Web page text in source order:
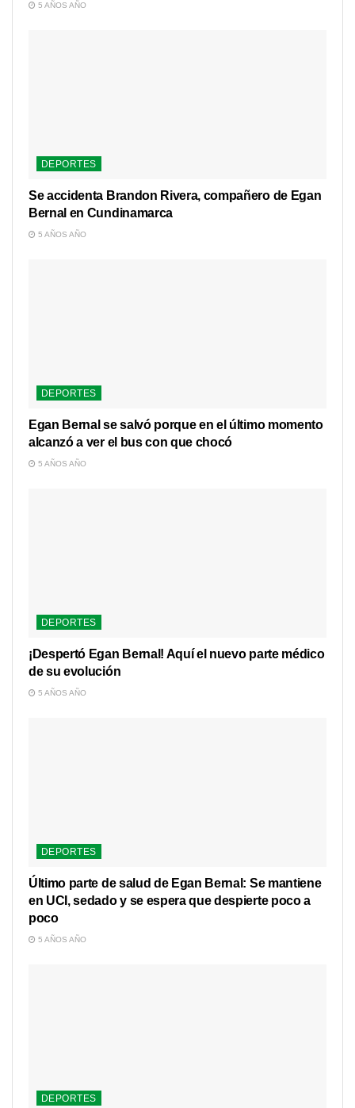
5 AÑOS AÑO
DEPORTES
Se accidenta Brandon Rivera, compañero de Egan
Bernal en Cundinamarca
5 AÑOS AÑO
DEPORTES
Egan Bernal se salvó porque en el último momento
alcanzó a ver el bus con que chocó
5 AÑOS AÑO
DEPORTES
¡Despertó Egan Bernal! Aquí el nuevo parte médico
de su evolución
5 AÑOS AÑO
DEPORTES
Último parte de salud de Egan Bernal: Se mantiene
en UCI, sedado y se espera que despierte poco a
poco
5 AÑOS AÑO
DEPORTES